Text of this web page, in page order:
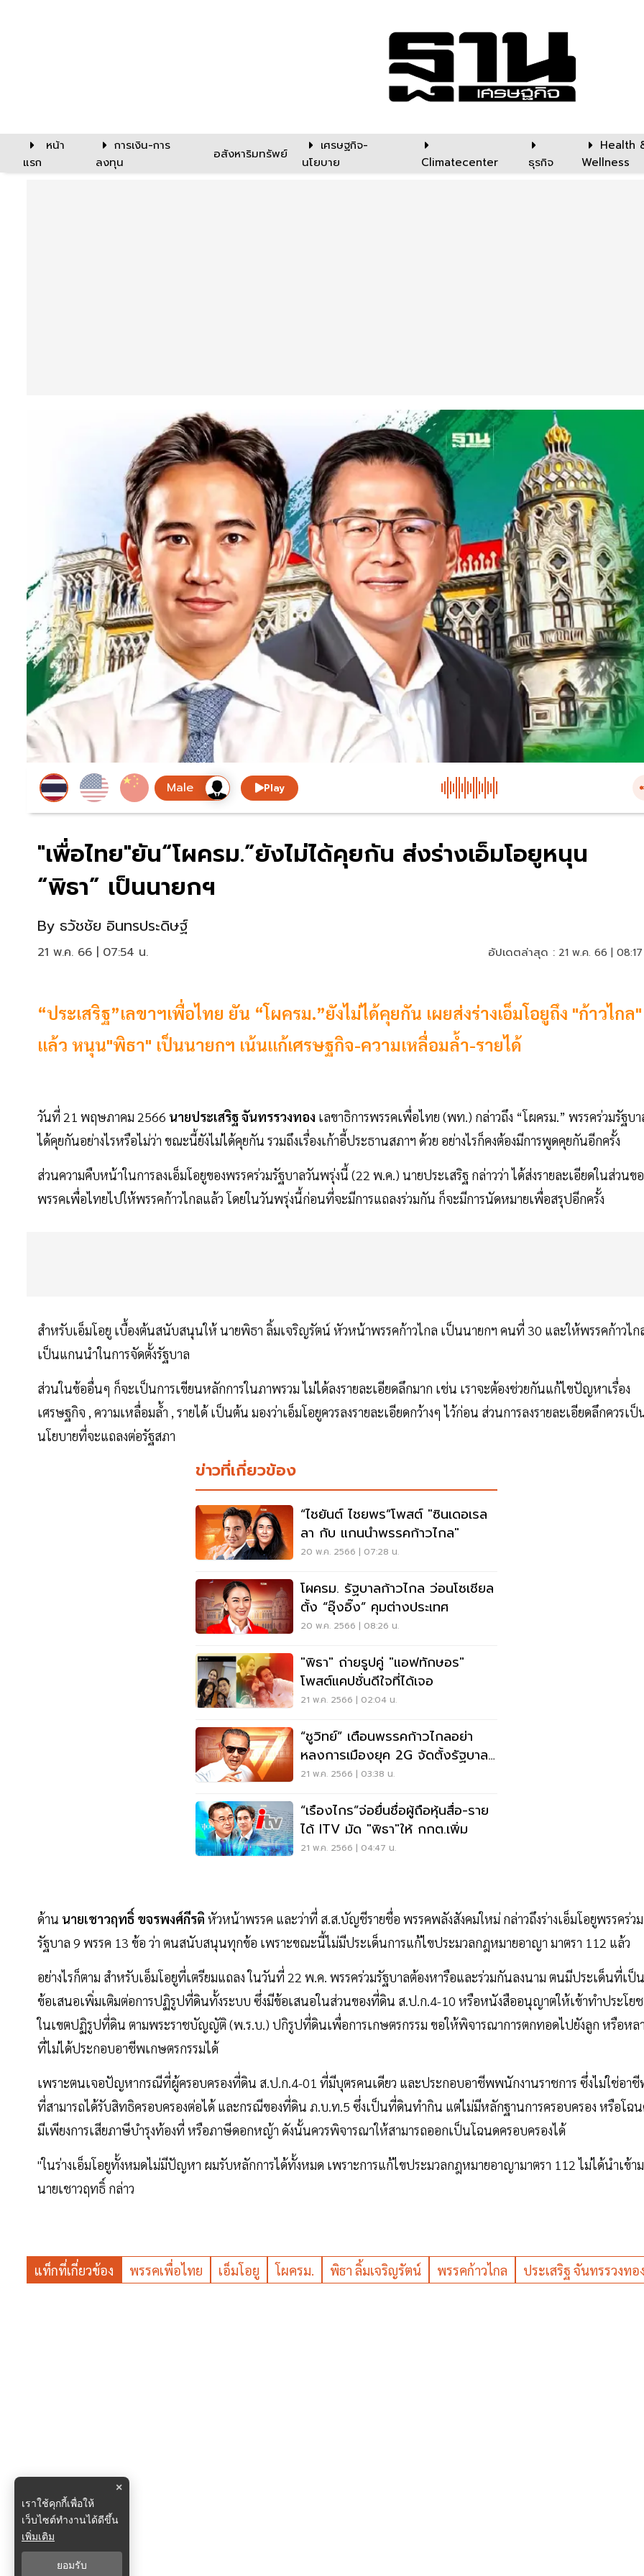
หน้า
แรก
การเงิน-การ
ลงทุน
อสังหาริมทรัพย์
เศรษฐกิจ-
นโยบาย
Climatecenter ธุรกิจ
Health
Wellness
Play
"เพื่อไทย"ยัน“โผครม.”ยังไม่ได้คุยกัน ส่งร่างเอ็มโอยูหนุน
“พิธา” เป็นนายกฯ
By ธวัชชัย อินทรประดิษฐ์
21 พ.ค. 66 | 07:54 น. อัปเดตล่าสุด : 21 พ.ค. 66 |
“ประเสริฐ”เลขาฯเพื่อไทย ยัน “โผครม.”ยังไม่ได้คุยกัน เผยส่งร่างเอ็มโอยูถึง "ก้าวไกล"
แล้ว หนุน"พิธา" เป็นนายกฯ เน้นแก้เศรษฐกิจ-ความเหลื่อมล้ำ-รายได้
วันที่ 21 พฤษภาคม 2566 นายประเสริฐ จันทรรวงทอง เลขาธิการพรรคเพื่อไทย (พท.) กล่าวถึง “โผครม.” พรรคร่วมรัฐบ
ได้คุยกันอย่างไรหรือไม่ว่า ขณะนี้ยังไม่ได้คุยกัน รวมถึงเรื่องเก้าอี้ประธานสภาฯ ด้วย อย่างไรก็คงต้องมีการพูดคุยกันอีกครั้ง
ส่วนความคืบหน้าในการลงเอ็มโอยูของพรรคร่วมรัฐบาลวันพรุ่งนี้ (22 พ.ค.) นายประเสริฐ กล่าวว่า ได้ส่งรายละเอียดในส่วนข
พรรคเพื่อไทยไปให้พรรคก้าวไกลแล้ว โดยในวันพรุ่งนี้ก่อนที่จะมีการแถลงร่วมกัน ก็จะมีการนัดหมายเพื่อสรุปอีกครั้ง
สำหรับเอ็มโอยู เบื้องต้นสนับสนุนให้ นายพิธา ลิ้มเจริญรัตน์ หัวหน้าพรรคก้าวไกล เป็นนายกฯ คนที่ 30 และให้พรรคก้าวไก
เป็นแกนนำในการจัดตั้งรัฐบาล
ส่วนในข้ออื่นๆ ก็จะเป็นการเขียนหลักการในภาพรวม ไม่ได้ลงรายละเอียดลึกมาก เช่น เราจะต้องช่วยกันแก้ไขปัญหาเรื่อง
เศรษฐกิจ , ความเหลื่อมล้ำ , รายได้ เป็นต้น มองว่าเอ็มโอยูควรลงรายละเอียดกว้างๆ ไว้ก่อน ส่วนการลงรายละเอียดลึกควรเป็
นโยบายที่จะแถลงต่อรัฐสภา
ข่าวที่เกี่ยวข้อง
“ไชยันต์ ไชยพร”โพสต์ "ซินเดอเรล
ลา กับ แกนนำพรรคก้าวไกล"
20 พ.ค. 2566 | 07:28 น.
โผครม. รัฐบาลก้าวไกล ว่อนโซเชียล
ตั้ง “อุ๊งอิ๊ง” คุมต่างประเทศ
20 พ.ค. 2566 | 08:26 น.
"พิธา" ถ่ายรูปคู่ "แอฟทักษอร"
โพสต์แคปชั่นดีใจที่ได้เจอ
21 พ.ค. 2566 | 02:04 น.
“ชูวิทย์” เตือนพรรคก้าวไกลอย่า
หลงการเมืองยุค 2G จัดตั้งรัฐบาล
ได้แล้ว
21 พ.ค. 2566 | 03:38 น.
“เรืองไกร”จ่อยื่นชื่อผู้ถือหุ้นสื่อ-ราย
ได้ ITV มัด "พิธา"ให้ กกต.เพิ่ม
21 พ.ค. 2566 | 04:47 น.
ด้าน นายเชาวฤทธิ์ ขจรพงศ์กีรติ หัวหน้าพรรค และว่าที่ ส.ส.บัญชีรายชื่อ พรรคพลังสังคมใหม่ กล่าวถึงร่างเอ็มโอยูพรรคร่วม
รัฐบาล 9 พรรค 13 ข้อ ว่า ตนสนับสนุนทุกข้อ เพราะขณะนี้ไม่มีประเด็นการแก้ไขประมวลกฎหมายอาญา มาตรา 112 แล้ว
อย่างไรก็ตาม สำหรับเอ็มโอยูที่เตรียมแถลง ในวันที่ 22 พ.ค. พรรคร่วมรัฐบาลต้องหารือและร่วมกันลงนาม ตนมีประเด็นที่เป็น
ข้อเสนอเพิ่มเติมต่อการปฏิรูปที่ดินทั้งระบบ ซึ่งมีข้อเสนอในส่วนของที่ดิน ส.ป.ก.4-10 หรือหนังสืออนุญาตให้เข้าทำประโย
ในเขตปฏิรูปที่ดิน ตามพระราชบัญญัติ (พ.ร.บ.) ปกิรูปที่ดินเพื่อการเกษตรกรรม ขอให้พิจารณาการตกทอดไปยังลูก หรือหล
ที่ไม่ได้ประกอบอาชีพเกษตรกรรมได้
เพราะตนเจอปัญหากรณีที่ผู้ครอบครองที่ดิน ส.ป.ก.4-01 ที่มีบุตรคนเดียว และประกอบอาชีพพนักงานราชการ ซึ่งไม่ใช่อา
ที่สามารถได้รับสิทธิครอบครองต่อได้ และกรณีของที่ดิน ภ.บ.ท.5 ซึ่งเป็นที่ดินทำกิน แต่ไม่มีหลักฐานการครอบครอง หรือโฉ
มีเพียงการเสียภาษีบำรุงท้องที่ หรือภาษีดอกหญ้า ดังนั้นควรพิจารณาให้สามารถออกเป็นโฉนดครอบครองได้
"ในร่างเอ็มโอยูทั้งหมดไม่มีปัญหา ผมรับหลักการได้ทั้งหมด เพราะการแก้ไขประมวลกฎหมายอาญามาตรา 112 ไม่ได้นำเข้า
นายเชาวฤทธิ์ กล่าว
แท็กที่เกี่ยวข้อง พรรคเพื่อไทย เอ็มโอยู โผครม. พิธา ลิ้มเจริญรัตน์ พรรคก้าวไกล ประเสริฐ จันทรรวงทอ
×
เราใช้คุกกี้เพื่อให้
เว็บไซต์ทำงานได้ดีขึ้น
เพิ่มเติม
ยอมรับ